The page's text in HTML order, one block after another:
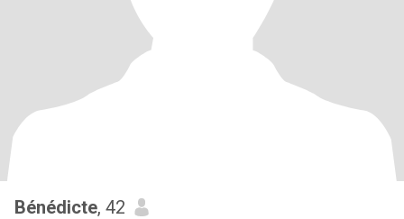
Bénédicte, 42